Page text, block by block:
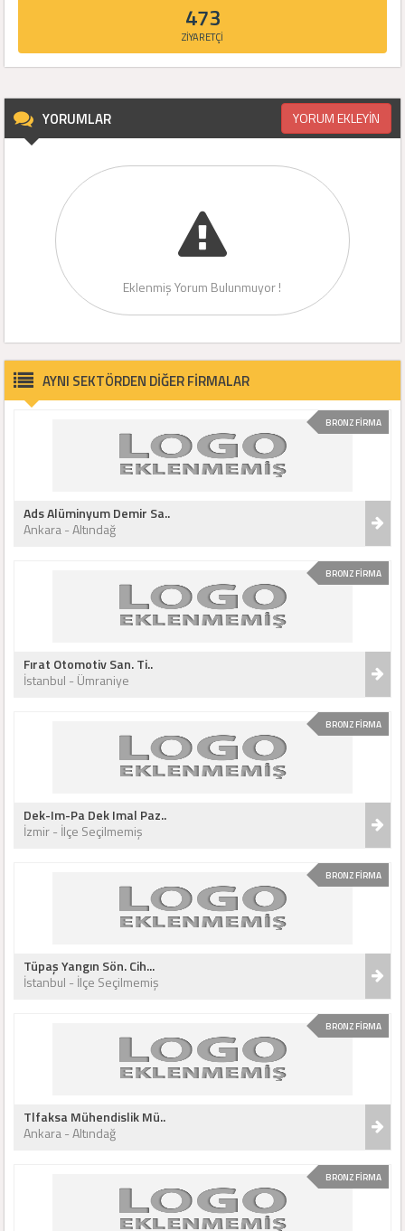
473
ZİYARETÇİ
YORUMLAR YORUM EKLEYİN
Eklenmiş Yorum Bulunmuyor !
AYNI SEKTÖRDEN DİĞER FİRMALAR
BRONZ FİRMA
Ads Alüminyum Demir Sa..
Ankara - Altındağ
BRONZ FİRMA
Fırat Otomotiv San. Ti..
İstanbul - Ümraniye
BRONZ FİRMA
Dek-Im-Pa Dek Imal Paz..
İzmir - İlçe Seçilmemiş
BRONZ FİRMA
Tüpaş Yangın Sön. Cih...
İstanbul - İlçe Seçilmemiş
BRONZ FİRMA
Tlfaksa Mühendislik Mü..
Ankara - Altındağ
BRONZ FİRMA